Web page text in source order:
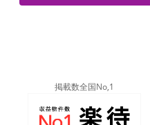
掲載数全国No,1